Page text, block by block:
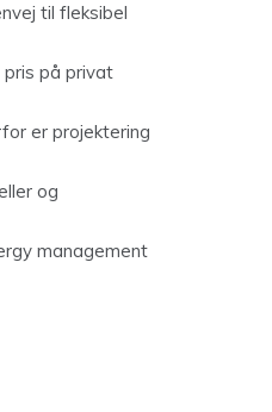
til fleksibel
på privat
er projektering
og
management